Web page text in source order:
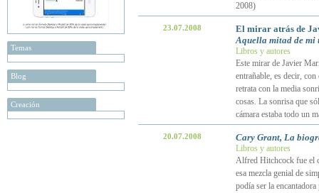
Temas
Blog
Creación
2008)
23.07.2008
El mirar atrás de
Aquella mitad de mi
Libros y autores
Este mirar de Javier
entrañable, es decir,
retrata con la media
cosas. La sonrisa que
cámara estaba todo un
20.07.2008 Cary Grant, La
Libros y autores
Alfred Hitchcock fue el
esa mezcla genial de
podía ser la